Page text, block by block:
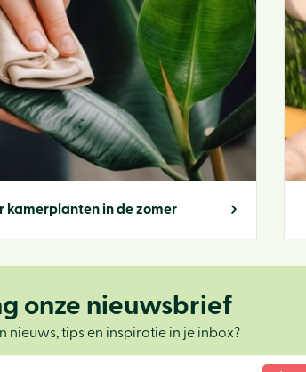
kamerplanten in de zomer
onze nieuwsbrief
nieuws, tips en inspiratie in je inbox?